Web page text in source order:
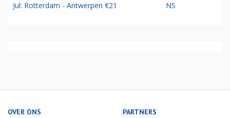
Jul: Rotterdam - Antwerpen €21 NS
OVER ONS PARTNERS